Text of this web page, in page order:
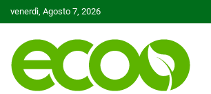
to
venerdì, Agosto 7, 2026